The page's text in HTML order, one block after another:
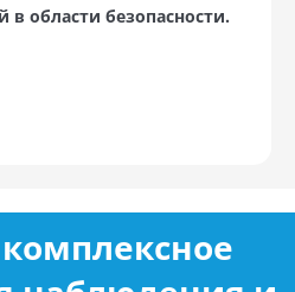
области безопасности.